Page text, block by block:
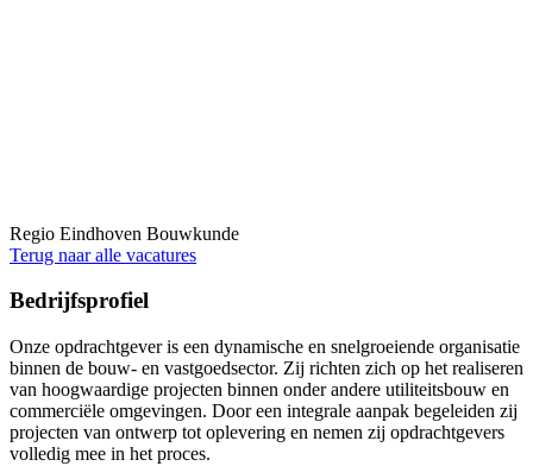
Regio Eindhoven Bouwkunde
Terug naar alle vacatures
Bedrijfsprofiel
Onze opdrachtgever is een dynamische en snelgroeiende organisatie
binnen de bouw- en vastgoedsector. Zij richten zich op het realiseren
van hoogwaardige projecten binnen onder andere utiliteitsbouw en
commerciële omgevingen. Door een integrale aanpak begeleiden zij
projecten van ontwerp tot oplevering en nemen zij opdrachtgevers
volledig mee in het proces.